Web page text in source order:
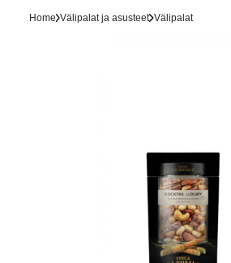
Home Välipalat ja asusteet Välipalat